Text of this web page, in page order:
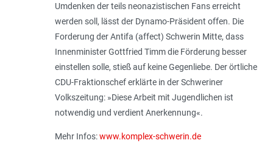
Umdenken der teils neonazistischen Fans erreicht
werden soll, lässt der Dynamo-Präsident offen. Die
Forderung der Antifa (affect) Schwerin Mitte, dass
Innenminister Gottfried Timm die Förderung besser
einstellen solle, stieß auf keine Gegenliebe. Der örtliche
CDU-Fraktionschef erklärte in der Schweriner
Volkszeitung: »Diese Arbeit mit Jugendlichen ist
notwendig und verdient Anerkennung«.
Mehr Infos:www.komplex-schwerin.de